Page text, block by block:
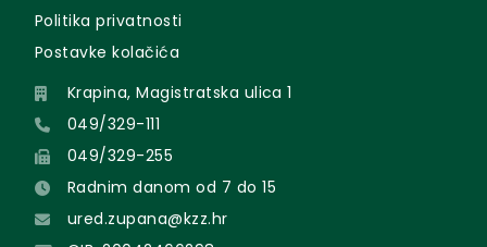
Politika privatnosti
Postavke kolačića
Krapina, Magistratska ulica 1
049/329-111
049/329-255
Radnim danom od 7 do 15
ured.zupana@kzz.hr